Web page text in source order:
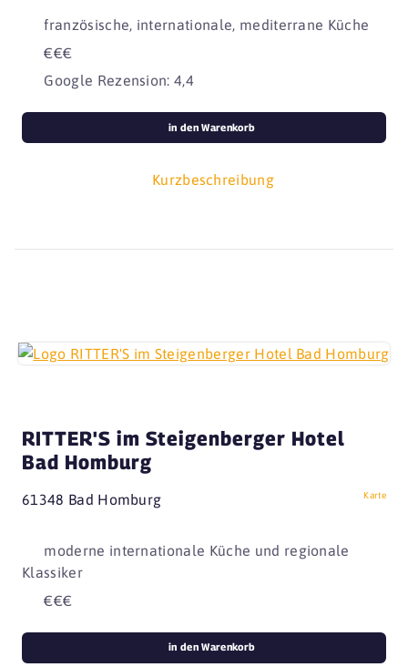
französische, internationale, mediterrane Küche
€€€
Google Rezension: 4,4
Kurzbeschreibung
in den Warenkorb
RITTER'S im Steigenberger Hotel
Bad Homburg
61348 Bad Homburg Karte
moderne internationale Küche und regionale
Klassiker
€€€
in den Warenkorb